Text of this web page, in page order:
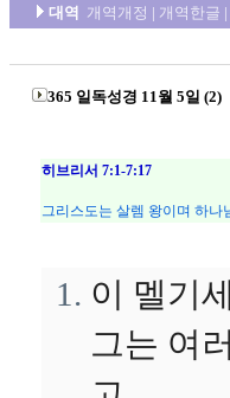
대역
개역개정 | 개역한글 |
365 일독성경 11월 5일 (2)
히브리서 7:1-7:17
그리스도는 살렘 왕이며 하
이 멜기
그는 여